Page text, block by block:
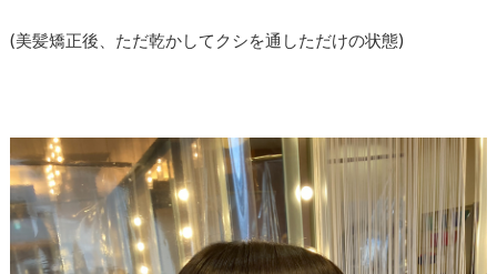
(美髪矯正後、ただ乾かしてクシを通しただけの状態)